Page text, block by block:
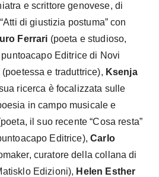
e scrittore genovese, di
di giustizia postuma” con
Ferrari (poeta e studioso,
Editrice di Novi
(poetessa e traduttrice), Ksenja
ricerca è focalizzata sulle
in campo musicale e
il suo recente “Cosa resta”
Editrice),Carlo
curatore della collana di
Edizioni), Helen Esther